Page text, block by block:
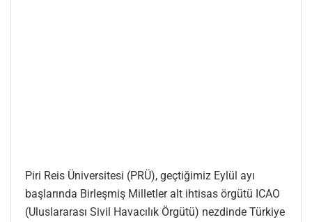
Piri Reis Üniversitesi (PRÜ), geçtiğimiz Eylül ayı
başlarında Birleşmiş Milletler alt ihtisas örgütü ICAO
(Uluslararası Sivil Havacılık Örgütü) nezdinde Türkiye